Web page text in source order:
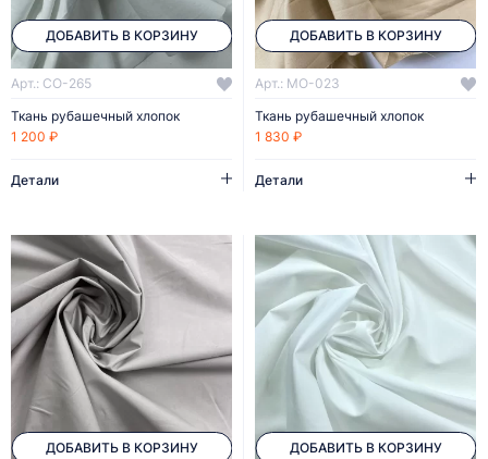
ДОБАВИТЬ В КОРЗИНУ
Арт.: CO-265
Ткань рубашечный хлопок
1 200 ₽
Детали
ДОБАВИТЬ В КОРЗИНУ
Арт.: MO-023
Ткань рубашечный хлопок
1 830 ₽
Детали
ДОБАВИТЬ В КОРЗИНУ ДОБАВИТЬ В КОРЗИНУ